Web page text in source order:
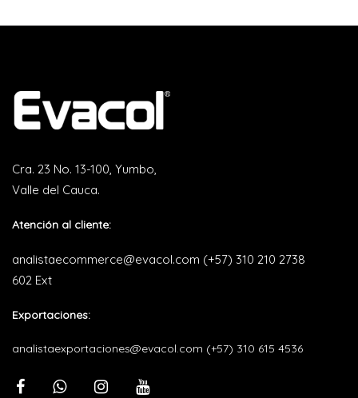
Cra. 23 No. 13-100, Yumbo,
Valle del Cauca.
Atención al cliente:
analistaecommerce@evacol.com (+57) 310 210 2738
602 Ext
Exportaciones:
analistaexportaciones@evacol.com (+57) 310 615 4536